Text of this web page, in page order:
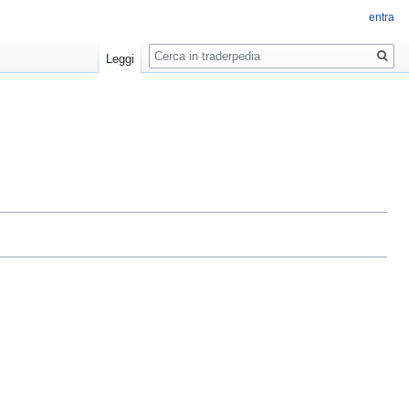
entra
Leggi
Ricerca